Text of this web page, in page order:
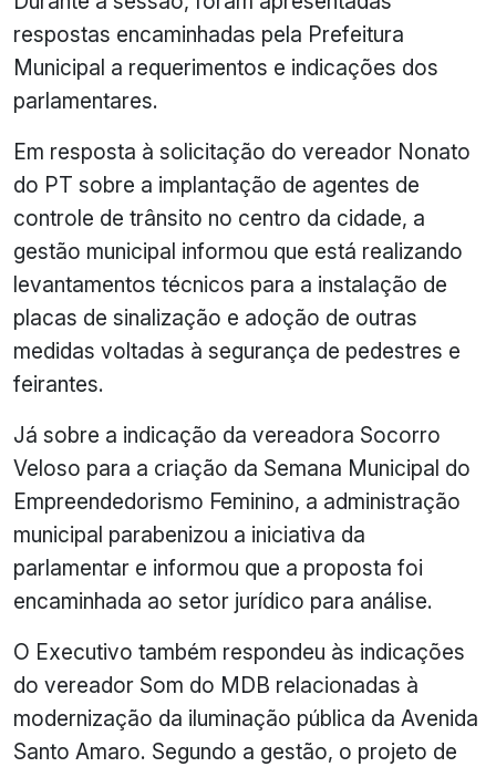
respostas encaminhadas pela Prefeitura
Municipal a requerimentos e indicações dos
parlamentares.
Em resposta à solicitação do vereador Nonato
do PT sobre a implantação de agentes de
controle de trânsito no centro da cidade, a
gestão municipal informou que está realizando
levantamentos técnicos para a instalação de
placas de sinalização e adoção de outras
medidas voltadas à segurança de pedestres e
feirantes.
Já sobre a indicação da vereadora Socorro
Veloso para a criação da Semana Municipal do
Empreendedorismo Feminino, a administração
municipal parabenizou a iniciativa da
parlamentar e informou que a proposta foi
encaminhada ao setor jurídico para análise.
O Executivo também respondeu às indicações
do vereador Som do MDB relacionadas à
modernização da iluminação pública da Avenida
Santo Amaro. Segundo a gestão, o projeto de